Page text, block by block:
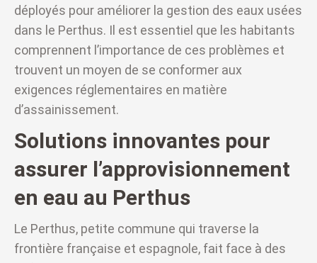
déployés pour améliorer la gestion des eaux usées
dans le Perthus. Il est essentiel que les habitants
comprennent l’importance de ces problèmes et
trouvent un moyen de se conformer aux
exigences réglementaires en matière
d’assainissement.
Solutions innovantes pour
assurer l’approvisionnement
en eau au Perthus
Le Perthus, petite commune qui traverse la
frontière française et espagnole, fait face à des